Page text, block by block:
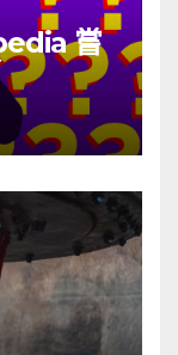
嘗